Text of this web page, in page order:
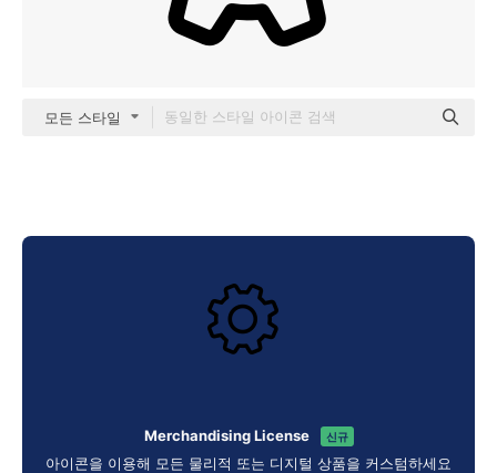
모든 스타일
Merchandising License 신규
아이콘을 이용해 모든 물리적 또는 디지털 상품을 커스텀하세요